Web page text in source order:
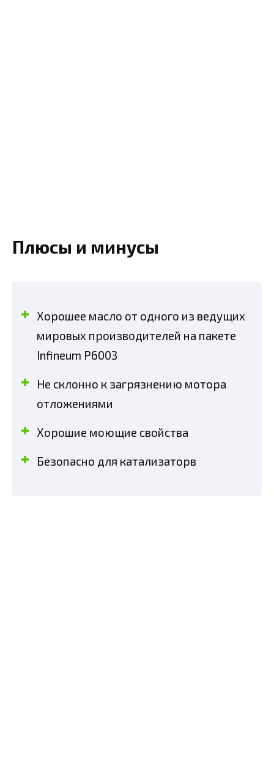
Плюсы и минусы
Хорошее масло от одного из ведущих
мировых производителей на пакете
Infineum Р6003
Не склонно к загрязнению мотора
отложениями
Хорошие моющие свойства
Безопасно для катализаторв